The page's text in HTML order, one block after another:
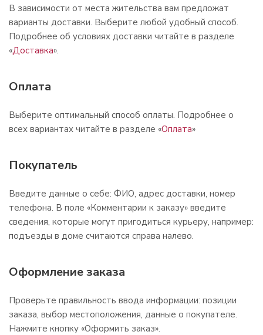
В зависимости от места жительства вам предложат
варианты доставки. Выберите любой удобный способ.
Подробнее об условиях доставки читайте в разделе
«Доставка».
Оплата
Выберите оптимальный способ оплаты. Подробнее о
всех вариантах читайте в разделе «Оплата»
Покупатель
Введите данные о себе: ФИО, адрес доставки, номер
телефона. В поле «Комментарии к заказу» введите
сведения, которые могут пригодиться курьеру, например:
подъезды в доме считаются справа налево.
Оформление заказа
Проверьте правильность ввода информации: позиции
заказа, выбор местоположения, данные о покупателе.
Нажмите кнопку «Оформить заказ».